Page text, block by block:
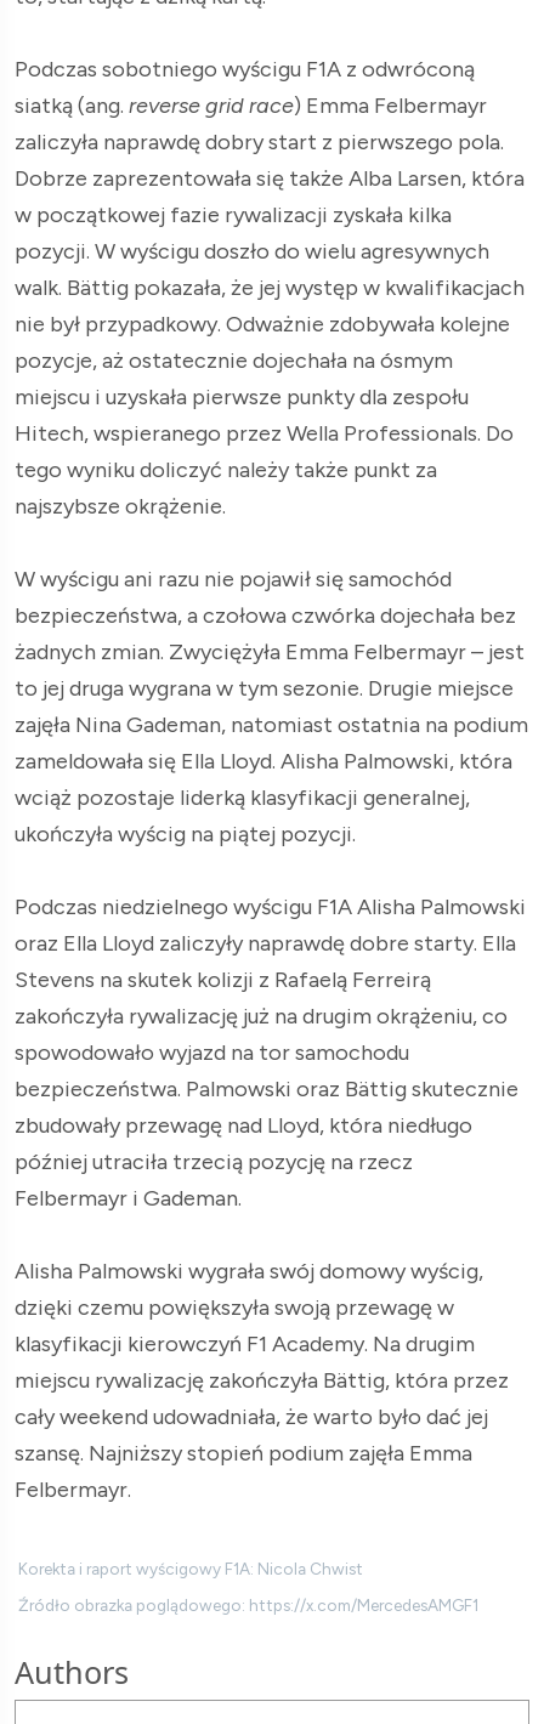
Podczas sobotniego wyścigu F1A z odwróconą
siatką (ang. reverse grid race) Emma Felbermayr
zaliczyła naprawdę dobry start z pierwszego pola.
Dobrze zaprezentowała się także Alba Larsen, która
w początkowej fazie rywalizacji zyskała kilka
pozycji. W wyścigu doszło do wielu agresywnych
walk. Bättig pokazała, że jej występ w kwalifikacjach
nie był przypadkowy. Odważnie zdobywała kolejne
pozycje, aż ostatecznie dojechała na ósmym
miejscu i uzyskała pierwsze punkty dla zespołu
Hitech, wspieranego przez Wella Professionals. Do
tego wyniku doliczyć należy także punkt za
najszybsze okrążenie.
W wyścigu ani razu nie pojawił się samochód
bezpieczeństwa, a czołowa czwórka dojechała bez
żadnych zmian. Zwyciężyła Emma Felbermayr – jest
to jej druga wygrana w tym sezonie. Drugie miejsce
zajęła Nina Gademan, natomiast ostatnia na podium
zameldowała się Ella Lloyd. Alisha Palmowski, która
wciąż pozostaje liderką klasyfikacji generalnej,
ukończyła wyścig na piątej pozycji.
Podczas niedzielnego wyścigu F1A Alisha Palmowski
oraz Ella Lloyd zaliczyły naprawdę dobre starty. Ella
Stevens na skutek kolizji z Rafaelą Ferreirą
zakończyła rywalizację już na drugim okrążeniu, co
spowodowało wyjazd na tor samochodu
bezpieczeństwa. Palmowski oraz Bättig skutecznie
zbudowały przewagę nad Lloyd, która niedługo
później utraciła trzecią pozycję na rzecz
Felbermayr i Gademan.
Alisha Palmowski wygrała swój domowy wyścig,
dzięki czemu powiększyła swoją przewagę w
klasyfikacji kierowczyń F1 Academy. Na drugim
miejscu rywalizację zakończyła Bättig, która przez
cały weekend udowadniała, że warto było dać jej
szansę. Najniższy stopień podium zajęła Emma
Felbermayr.
Korekta i raport wyścigowy F1A: Nicola Chwist
Źródło obrazka poglądowego: https://x.com/MercedesAMGF1
Authors